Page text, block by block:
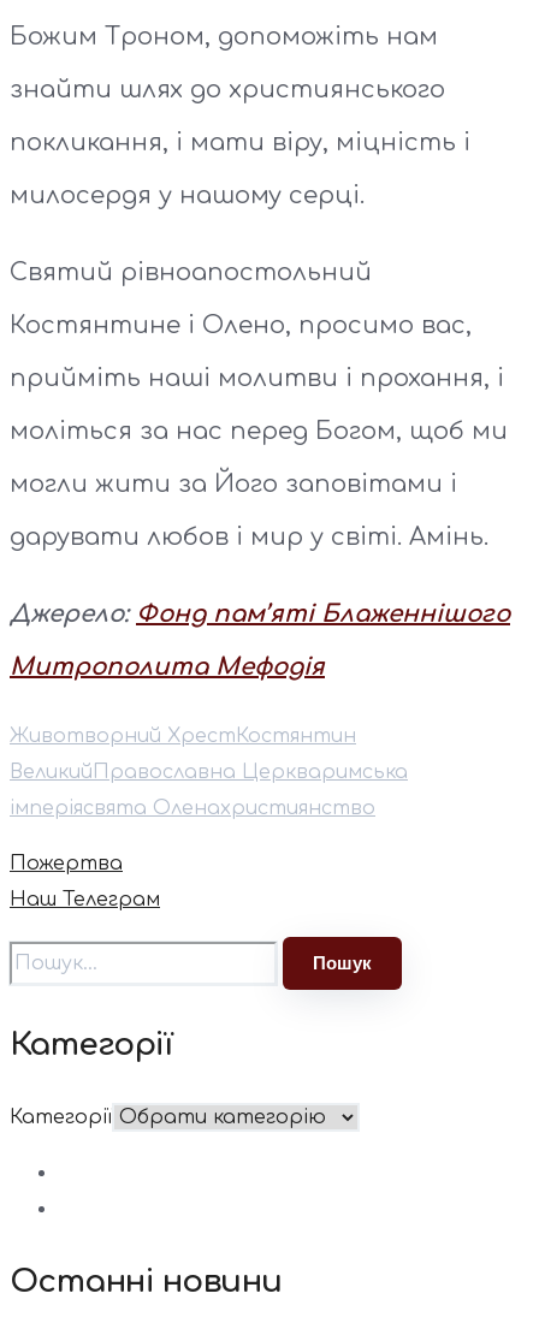
Божим Троном, допоможіть нам
знайти шлях до християнського
покликання, і мати віру, міцність і
милосердя у нашому серці.
Святий рівноапостольний
Костянтине і Олено, просимо вас,
прийміть наші молитви і прохання, і
моліться за нас перед Богом, щоб ми
могли жити за Його заповітами і
дарувати любов і мир у світі. Амінь.
Джерело: Фонд пам’яті Блаженнішого
Митрополита Мефодія
Животворний Хрест Костянтин
Великий Православна Церкваримська
імперіясвята Оленахристиянство
Пожертва
Наш Телеграм
Категорії
Категорії
Останні новини